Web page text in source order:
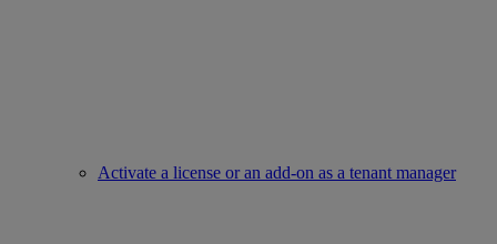
Activate a license or an add-on as a tenant manager